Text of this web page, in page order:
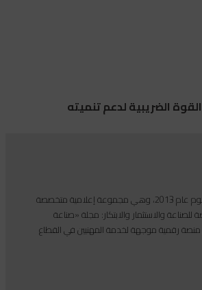
الضريبية لدعم تنميته
تأسست مجموعة إندوستريكوم عام 2013، وهي مجموعة إعلامية متخصصة
للصناعة والاستثمار والابتكار: مجلة «صناعة
منصة رقمية موجهة لخدمة المهنيين في القطاع